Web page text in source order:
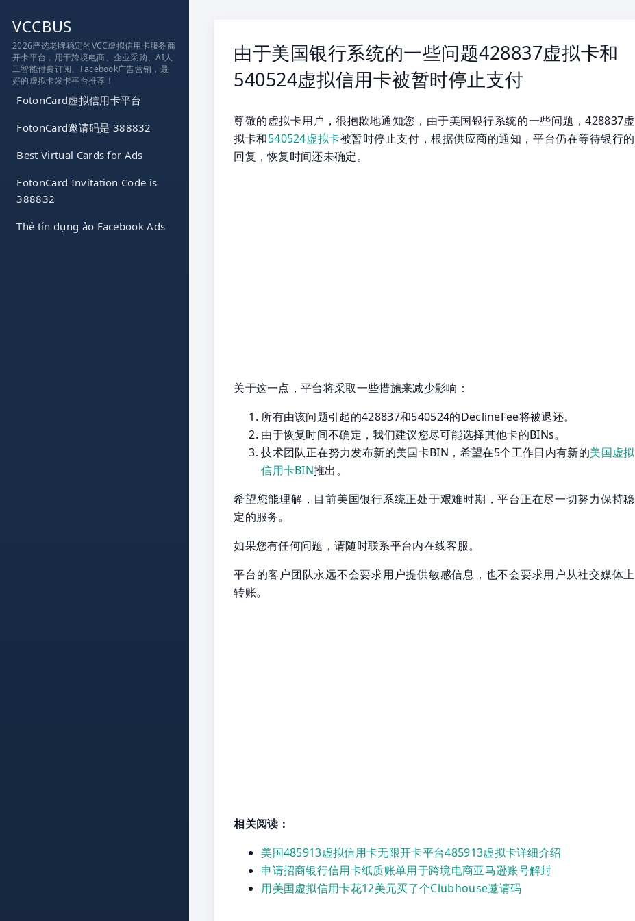
VCCBUS
2026严选老牌稳定的VCC虚拟信用卡服务商
开卡平台，用于跨境电商、企业采购、AI人
工智能付费订阅、Facebook广告营销，最
好的虚拟卡发卡平台推荐！
FotonCard虚拟信用卡平台
FotonCard邀请码是 388832
Best Virtual Cards for Ads
FotonCard Invitation Code is
388832
Thẻ tín dụng ảo Facebook Ads
由于美国银行系统的一些问题428837虚拟卡和
540524虚拟信用卡被暂时停止支付
尊敬的虚拟卡用户，很抱歉地通知您，由于美国银行系统的一些问题，428837虚
拟卡和540524虚拟卡被暂时停止支付，根据供应商的通知，平台仍在等待银行的
回复，恢复时间还未确定。
关于这一点，平台将采取一些措施来减少影响：
所有由该问题引起的428837和540524的DeclineFee将被退还。
由于恢复时间不确定，我们建议您尽可能选择其他卡的BINs。
技术团队正在努力发布新的美国卡BIN，希望在5个工作日内有新的美国虚拟
信用卡BIN推出。
希望您能理解，目前美国银行系统正处于艰难时期，平台正在尽一切努力保持稳
定的服务。
如果您有任何问题，请随时联系平台内在线客服。
平台的客户团队永远不会要求用户提供敏感信息，也不会要求用户从社交媒体上
转账。
相关阅读：
美国485913虚拟信用卡无限开卡平台485913虚拟卡详细介绍
申请招商银行信用卡纸质账单用于跨境电商亚马逊账号解封
用美国虚拟信用卡花12美元买了个Clubhouse邀请码